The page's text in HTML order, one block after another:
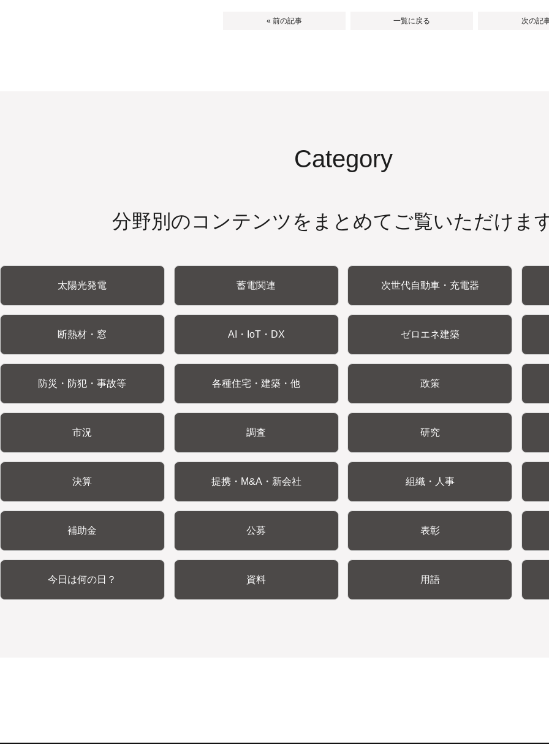
« 前の記事 一覧に戻る 次の記
Category
分野別のコンテンツをまとめてご覧いただけま
太陽光発電 蓄電関連 次世代自動車・充電器
断熱材・窓 AI・IoT・DX ゼロエネ建築
防災・防犯・事故等 各種住宅・建築・他 政策
市況 調査 研究
決算 提携・M&A・新会社 組織・人事
補助金 公募 表彰
今日は何の日？ 資料 用語